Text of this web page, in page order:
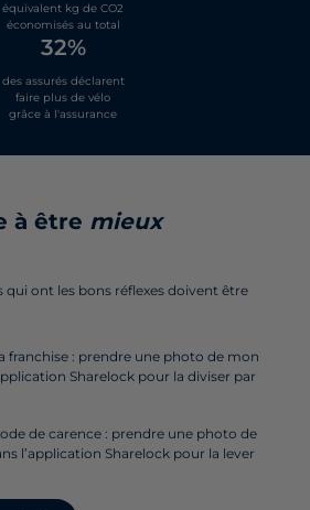
équivalent kg de CO2
économisés au total
32%
des assurés déclarent
faire plus de vélo
grâce à l'assurance
à être mieux
qui ont les bons réflexes doivent être
franchise : prendre une photo de mon
Sharelock pour la diviser par
de carence : prendre une photo de
l’application Sharelock pour la lever